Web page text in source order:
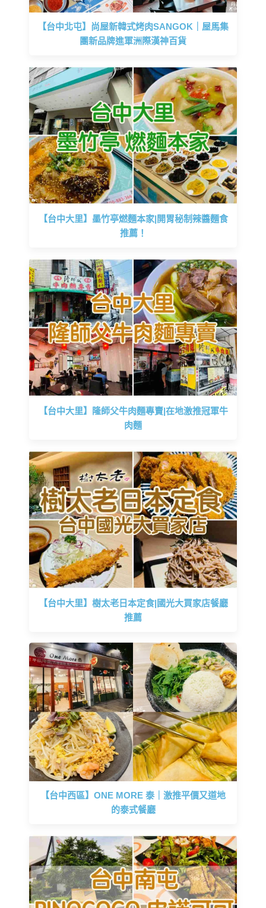
【台中北屯】尚屋新韓式烤肉SANGOK｜屋馬集
團新品牌進軍洲際漢神百貨
【台中大里】墨竹亭燃麵本家|開胃秘制辣醬麵食
推薦！
【台中大里】隆師父牛肉麵專賣|在地激推冠軍牛
肉麵
【台中大里】樹太老日本定食|國光大買家店餐廳
推薦
【台中西區】ONE MORE 泰｜激推平價又道地
的泰式餐廳